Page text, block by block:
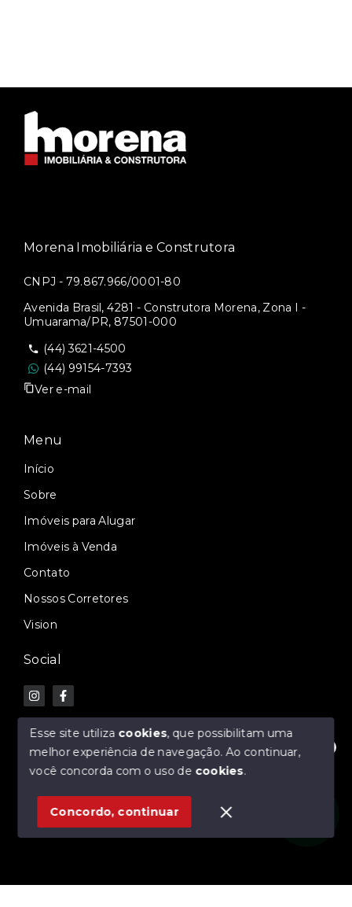
Morena Imobiliária e Construtora
CNPJ - 79.867.966/0001-80
Avenida Brasil, 4281 - Construtora Morena, Zona I -
Umuarama/PR, 87501-000
(44) 3621-4500
(44) 99154-7393
Ver e-mail
Menu
Início
Sobre
Imóveis para Alugar
Imóveis à Venda
Contato
Nossos Corretores
Vision
Social
© Copyright 2026 - Morena Imobiliária e Construtora -
SITE PARA IMOBILIARIA
Olá! Estamos disponíveis para te ajudar.
Esse site utiliza cookies, que possibilitam uma
melhor experiência de navegação.Ao continuar,
você concorda com o uso de cookies.
Concordo, continuar